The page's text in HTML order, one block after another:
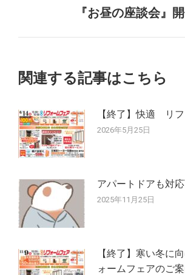
ゲ
ー
ョ
ン
稿:
次
『お昼の座談会』
関連する記事はこちら
【終了】快適 リ
2026年5月25日
アパートドアも対
2025年11月25日
【終了】寒い冬に
ォームフェアのご